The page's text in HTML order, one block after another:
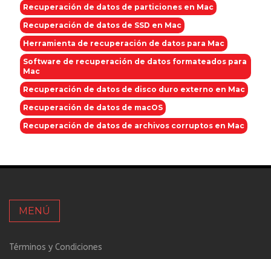
Recuperación de datos de particiones en Mac
Recuperación de datos de SSD en Mac
Herramienta de recuperación de datos para Mac
Software de recuperación de datos formateados para
Mac
Recuperación de datos de disco duro externo en Mac
Recuperación de datos de macOS
Recuperación de datos de archivos corruptos en Mac
MENÚ
Términos y Condiciones